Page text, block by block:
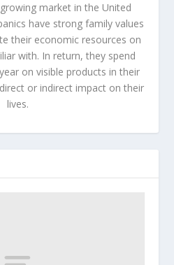
market in the United
have strong family values
their economic resources on
with. In return, they spend
on visible products in their
or indirect impact on their
lives.